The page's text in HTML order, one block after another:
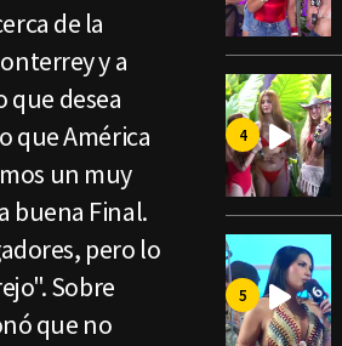
de la
y a
que desea
que América
un muy
buena Final.
pero lo
Sobre
que no